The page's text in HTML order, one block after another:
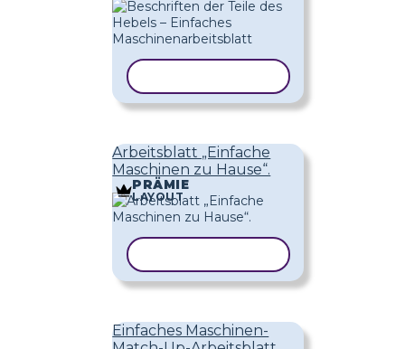
Arbeitsblatt „Einfache
Maschinen zu Hause“.
PRÄMIE
LAYOUT
Einfaches Maschinen-